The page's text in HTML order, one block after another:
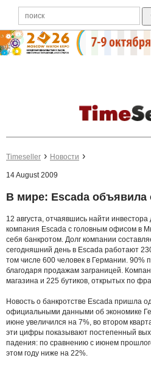
Timeseller Новости
14 August 2009
В мире: Escada объявила
12 августа, отчаявшись найти
компания Escada с головным офисом в
себя банкротом. Долг компании
сегодняшний день в Escada работают
том числе 600 человек в Германии.
благодаря продажам заграницей.
магазина и 225 бутиков, открытых по
Новость о банкротстве Escada пришла
официальными данными об экономике
июне увеличился на 7%, во втором
эти цифры показывают постепенный
падения: по сравнению с июнем
этом году ниже на 22%.